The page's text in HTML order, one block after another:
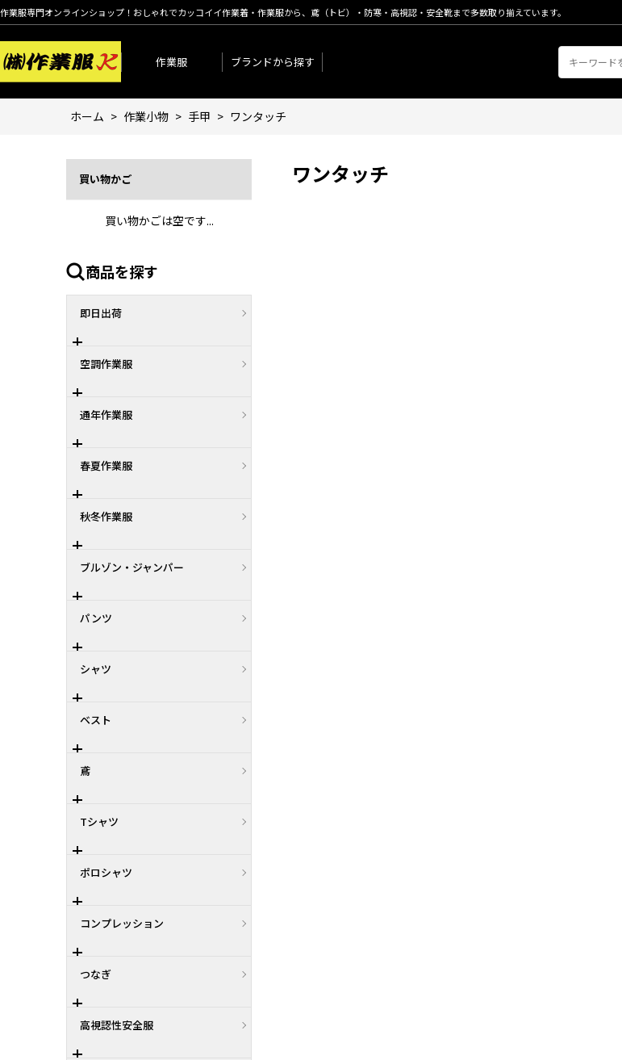
作業服専門オンラインショップ！おしゃれでカッコイイ作業着・作業服から、鳶（トビ）・防寒・高視認・安全靴まで多数取り揃えています。
作業服 ブランドから探す
ホーム > 作業小物 > 手甲 > ワンタッチ
買い物かご
買い物かごは空です...
商品を探す
即日出荷
空調作業服
通年作業服
春夏作業服
秋冬作業服
ブルゾン・ジャンパー
パンツ
シャツ
ベスト
鳶
Tシャツ
ポロシャツ
コンプレッション
つなぎ
高視認性安全服
ワンタッチ